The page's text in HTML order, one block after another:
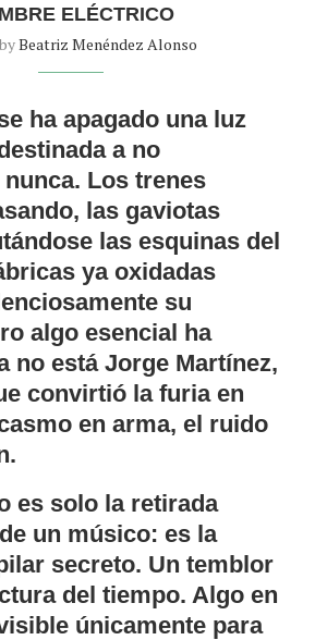
ELÉCTRICO
Beatriz Menéndez Alonso
ha apagado una luz
a no
Los trenes
las gaviotas
las esquinas del
ya oxidadas
su
algo esencial ha
no está Jorge Martínez,
convirtió la furia en
en arma, el ruido
es solo la retirada
un músico: es la
secreto. Un temblor
del tiempo. Algo en
únicamente para